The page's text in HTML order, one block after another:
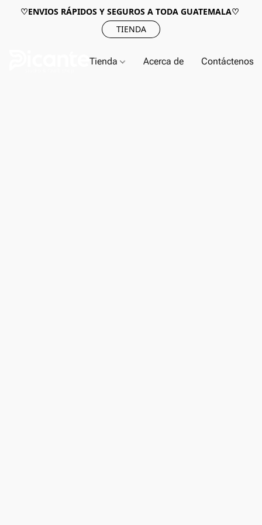
♡ENVIOS RÁPIDOS Y SEGUROS A TODA GUATEMALA♡
TIENDA
Tienda Acerca de Contáctenos